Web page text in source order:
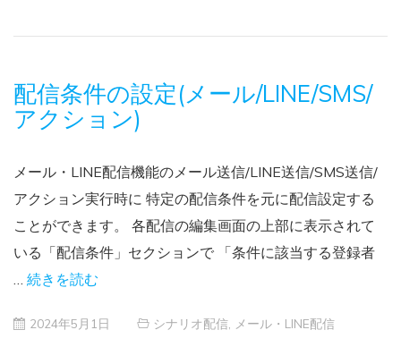
配信条件の設定(メール/LINE/SMS/
アクション)
メール・LINE配信機能のメール送信/LINE送信/SMS送信/
アクション実行時に 特定の配信条件を元に配信設定する
ことができます。 各配信の編集画面の上部に表示されて
いる「配信条件」セクションで 「条件に該当する登録者
続きを読む
2024年5月1日 シナリオ配信 メール・LINE配信